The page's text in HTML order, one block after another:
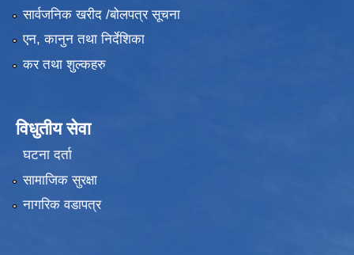
सार्वजनिक खरीद /बोलपत्र सूचना
एन, कानुन तथा निर्देशिका
कर तथा शुल्कहरु
विधुतीय सेवा
घटना दर्ता
सामाजिक सुरक्षा
नागरिक वडापत्र